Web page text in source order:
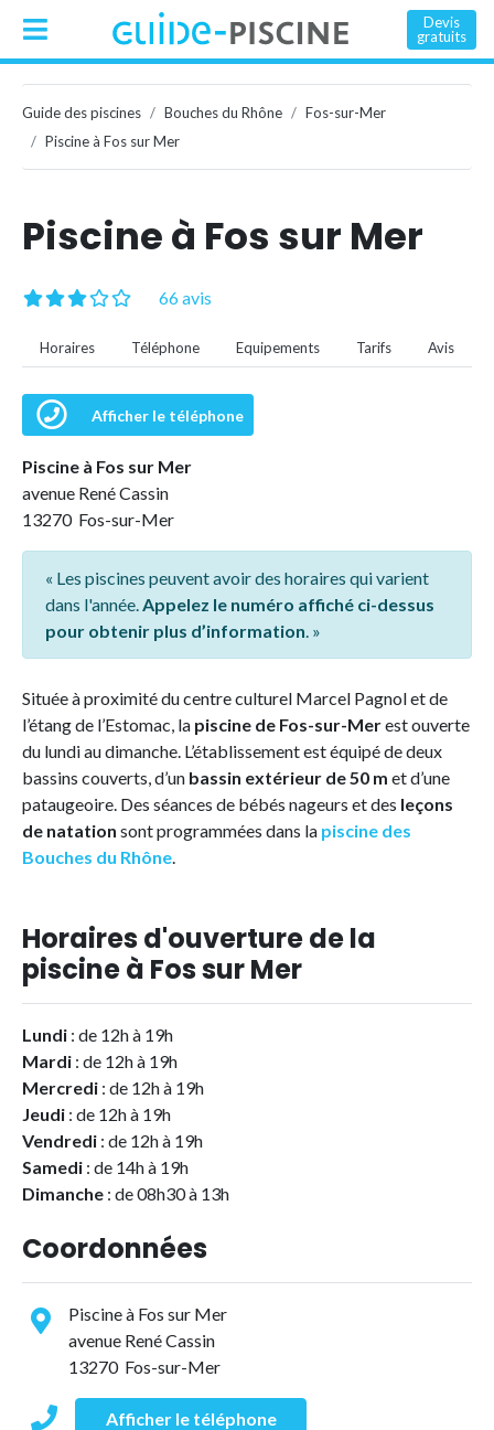
Devis
gratuits
Guide des piscines Bouches du Rhône
Fos-sur-Mer
Piscine à Fos sur Mer
Piscine à Fos sur Mer
66 avis
Horaires Téléphone Equipements Tarifs Avis
Afficher le téléphone
Piscine à Fos sur Mer
avenue René Cassin
13270 Fos-sur-Mer
« Les piscines peuvent avoir des horaires qui varient
dans l'année.Appelez le numéro affiché ci-dessus
pour obtenir plus d’information. »
Située à proximité du centre culturel Marcel Pagnol et de
l’étang de l’Estomac, la piscine de Fos-sur-Merest ouverte
du lundi au dimanche. L’établissement est équipé de deux
bassins couverts, d’un bassin extérieur de 50 m et d’une
pataugeoire. Des séances de bébés nageurs et des leçons
de natation sont programmées dans la piscine des
Bouches du Rhône.
Horaires d'ouverture de la
piscine à Fos sur Mer
Lundi : de 12h à 19h
Mardi : de 12h à 19h
Mercredi : de 12h à 19h
Jeudi : de 12h à 19h
Vendredi : de 12h à 19h
Samedi : de 14h à 19h
Dimanche : de 08h30 à 13h
Coordonnées
Piscine à Fos sur Mer
avenue René Cassin
13270 Fos-sur-Mer
Afficher le téléphone